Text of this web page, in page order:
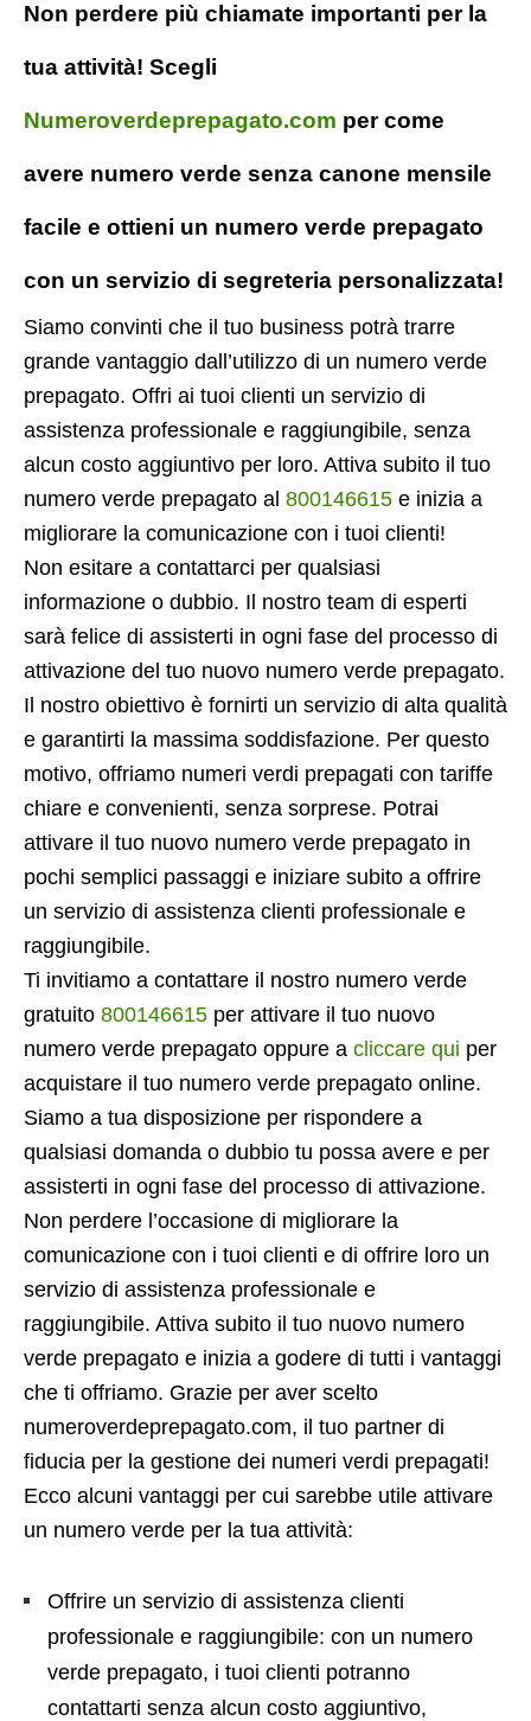
Non perdere più chiamate importanti per la
tua attività! Scegli
Numeroverdeprepagato.com per come
avere numero verde senza canone mensile
facile e ottieni un numero verde prepagato
con un servizio di segreteria personalizzata!
Siamo convinti che il tuo business potrà trarre
grande vantaggio dall’utilizzo di un numero verde
prepagato. Offri ai tuoi clienti un servizio di
assistenza professionale e raggiungibile, senza
alcun costo aggiuntivo per loro. Attiva subito il tuo
numero verde prepagato al 800146615 e inizia a
migliorare la comunicazione con i tuoi clienti!
Non esitare a contattarci per qualsiasi
informazione o dubbio. Il nostro team di esperti
sarà felice di assisterti in ogni fase del processo di
attivazione del tuo nuovo numero verde prepagato.
Il nostro obiettivo è fornirti un servizio di alta qualità
e garantirti la massima soddisfazione. Per questo
motivo, offriamo numeri verdi prepagati con tariffe
chiare e convenienti, senza sorprese. Potrai
attivare il tuo nuovo numero verde prepagato in
pochi semplici passaggi e iniziare subito a offrire
un servizio di assistenza clienti professionale e
raggiungibile.
Ti invitiamo a contattare il nostro numero verde
gratuito 800146615 per attivare il tuo nuovo
numero verde prepagato oppure a cliccare qui per
acquistare il tuo numero verde prepagato online.
Siamo a tua disposizione per rispondere a
qualsiasi domanda o dubbio tu possa avere e per
assisterti in ogni fase del processo di attivazione.
Non perdere l’occasione di migliorare la
comunicazione con i tuoi clienti e di offrire loro un
servizio di assistenza professionale e
raggiungibile. Attiva subito il tuo nuovo numero
verde prepagato e inizia a godere di tutti i vantaggi
che ti offriamo. Grazie per aver scelto
numeroverdeprepagato.com, il tuo partner di
fiducia per la gestione dei numeri verdi prepagati!
Ecco alcuni vantaggi per cui sarebbe utile attivare
un numero verde per la tua attività:
Offrire un servizio di assistenza clienti
professionale e raggiungibile: con un numero
verde prepagato, i tuoi clienti potranno
contattarti senza alcun costo aggiuntivo,